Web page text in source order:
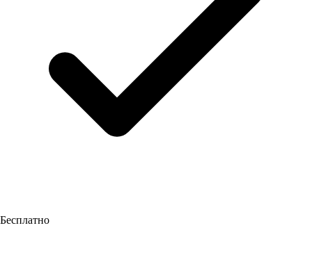
Бесплатно